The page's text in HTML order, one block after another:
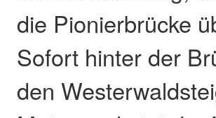
die Pionierbrücke
Sofort hinter der
den